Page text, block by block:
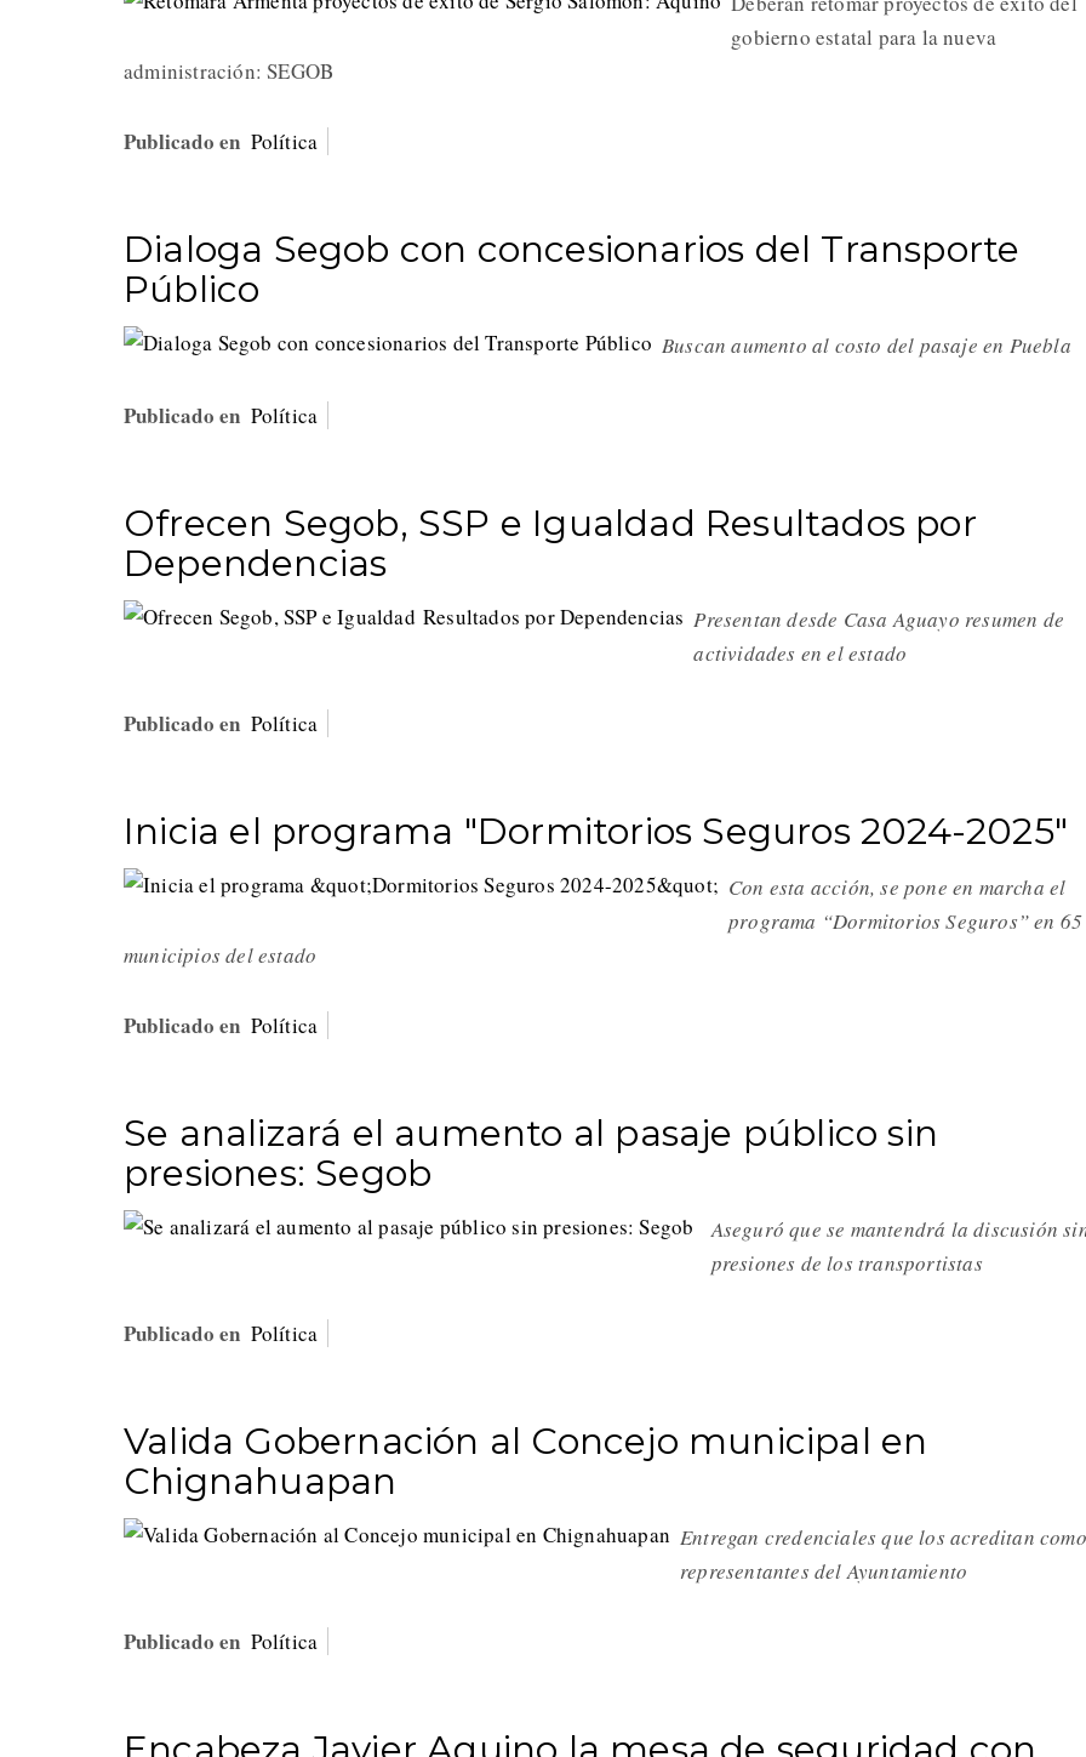
gobierno estatal para la nueva
administración: SEGOB
Publicado en Política
Dialoga Segob con concesionarios del Transporte
Público
Buscan aumento al costo del pasaje en Puebla
Publicado en Política
Ofrecen Segob, SSP e Igualdad Resultados por
Dependencias
Presentan desde Casa Aguayo resumen de
actividades en el estado
Publicado en Política
Inicia el programa "Dormitorios Seguros 2024-2025"
Con esta acción, se pone en marcha el
programa “Dormitorios Seguros” en 65
municipios del estado
Publicado en Política
Se analizará el aumento al pasaje público sin
presiones: Segob
Aseguró que se mantendrá la discusión
presiones de los transportistas
Publicado en Política
Valida Gobernación al Concejo municipal en
Chignahuapan
Entregan credenciales que los acreditan como
representantes del Ayuntamiento
Publicado en Política